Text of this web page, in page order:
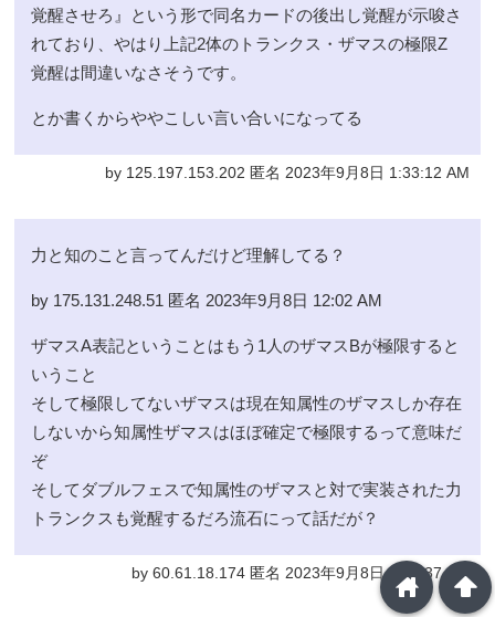
覚醒させろ』という形で同名カードの後出し覚醒が示唆さ
れており、やはり上記2体のトランクス・ザマスの極限Z
覚醒は間違いなさそうです。
とか書くからややこしい言い合いになってる
by 125.197.153.202 匿名 2023年9月8日 1:33:12 AM
力と知のこと言ってんだけど理解してる？
by 175.131.248.51 匿名 2023年9月8日 12:02 AM
ザマスA表記ということはもう1人のザマスBが極限すると
いうこと
そして極限してないザマスは現在知属性のザマスしか存在
しないから知属性ザマスはほぼ確定で極限するって意味だ
ぞ
そしてダブルフェスで知属性のザマスと対で実装された力
トランクスも覚醒するだろ流石にって話だが？
by 60.61.18.174 匿名 2023年9月8日 1:30:37 AM
arrowup
home